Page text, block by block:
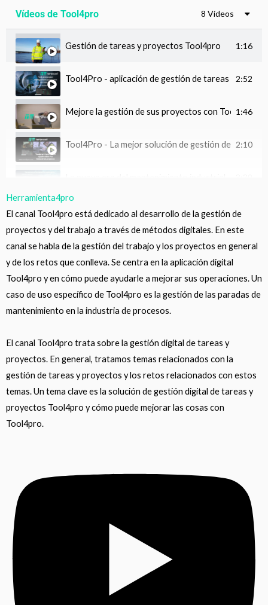
Vídeos de Tool4pro 8 Vídeos
Gestión de tareas y proyectos Tool4pro 1:16
Tool4Pro - aplicación de gestión de tareas y2:52
Mejore la gestión de sus proyectos con Tool4pro
1:46
Tool4Pro - La mejor solución de gestión de 2:10
4 fases para una parada de mantenimiento 4:20
¿Cómo hornear el mejor Korvapuusti del mundo
2:51
Cómo se gestionan tradicionalmente las paradas
3:17
Herramienta4pro
El canal Tool4pro está dedicado al desarrollo de la gestión de
proyectos y del trabajo a través de métodos digitales. En este
canal se habla de la gestión del trabajo y los proyectos en general
y de los retos que conlleva. Se centra en la aplicación digital
Tool4pro y en cómo puede ayudarle a mejorar sus operaciones. Un
caso de uso específico de Tool4pro es la gestión de las paradas de
mantenimiento en la industria de procesos.
El canal Tool4pro trata sobre la gestión digital de tareas y
proyectos. En general, tratamos temas relacionados con la
gestión de tareas y proyectos y los retos relacionados con estos
temas. Un tema clave es la solución de gestión digital de tareas y
proyectos Tool4pro y cómo puede mejorar las cosas con
Tool4pro.